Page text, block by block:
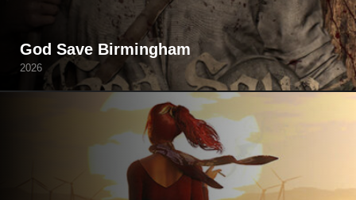
God Save Birmingham
2026